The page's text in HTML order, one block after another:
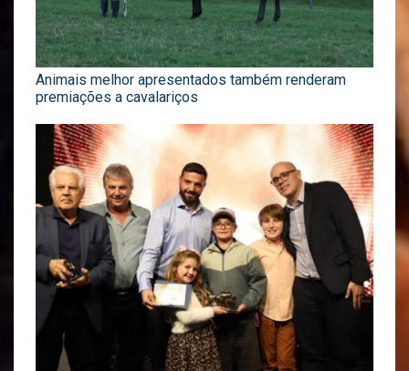
Animais melhor apresentados também renderam
premiações a cavalariços